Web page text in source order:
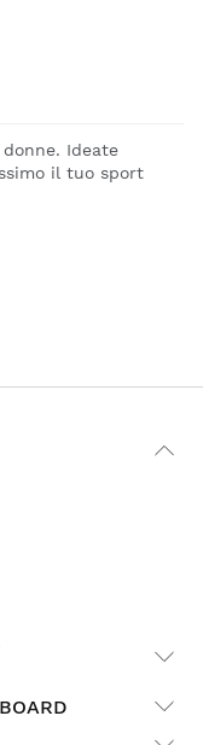
Ideate
il tuo sport